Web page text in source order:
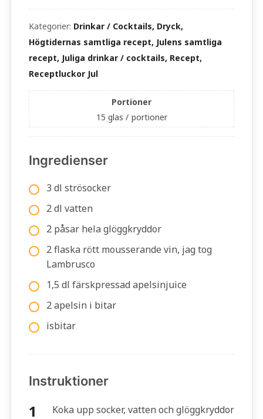
Kategorier: Drinkar / Cocktails, Dryck,
Högtidernas samtliga recept, Julens samtliga
recept, Juliga drinkar / cocktails, Recept,
Receptluckor Jul
Portioner
15 glas / portioner
Ingredienser
3 dl strösocker
2 dl vatten
2 påsar hela glöggkryddor
2 flaska rött mousserande vin, jag tog
Lambrusco
1,5 dl färskpressad apelsinjuice
2 apelsin i bitar
isbitar
Instruktioner
Koka upp socker, vatten och glöggkryddor